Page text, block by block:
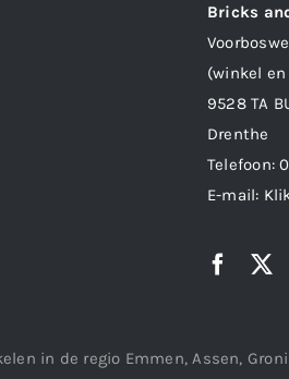
Bricks
(winkel
9528 TA
Drenthe
Telefoon:
E-mail:
in de regio Emmen, Assen,